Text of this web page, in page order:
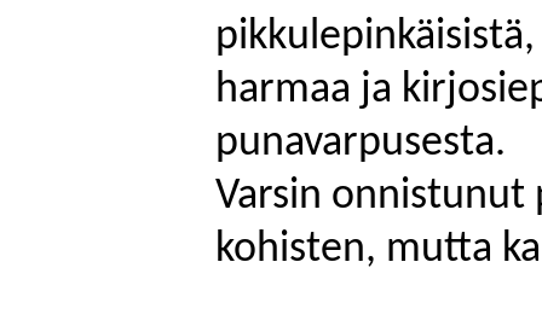
harmaa ja
punavarpusesta.
Varsin onnistunut
kohisten, mutta